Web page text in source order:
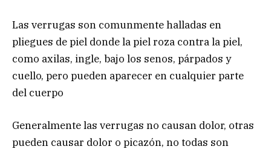
Las verrugas son comunmente halladas en
pliegues de piel donde la piel roza contra la piel,
como axilas, ingle, bajo los senos, párpados y
cuello, pero pueden aparecer en cualquier parte
del cuerpo
Generalmente las verrugas no causan dolor, otras
pueden causar dolor o picazón, no todas son